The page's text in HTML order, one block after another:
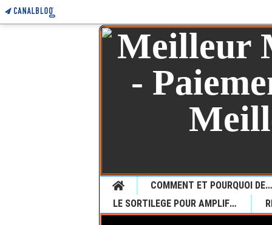
Home COMMENT ET POURQUOI DEMANDER UNE VOYANCE CHEZ LE JEUNE MARABOUT SEDONOU GUETA PAUL?
LE SORTILEGE POUR AMPLIFIER LE DESIR